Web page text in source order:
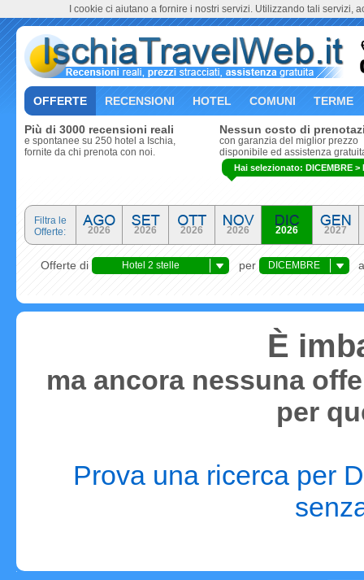
OFFERTE RECENSIONI HOTEL COMUNI TERME
Più di 3000 recensioni reali
e spontanee su 250 hotel a Ischia,
fornite da chi prenota con noi.
Nessun costo di
con garanzia del miglior prezzo
disponibile ed assistenza
Filtra le
Offerte:
2026 2026 2026 2026 2026 2027
Offerte di Hotel 2 stelle per DICEMBRE
È
ma ancora nessuna
per
Prova una ricerca per
Hai selezionato: DICEMBRE
I cookie ci aiutano a fornire i nostri servizi. Utilizzando tali servizi,